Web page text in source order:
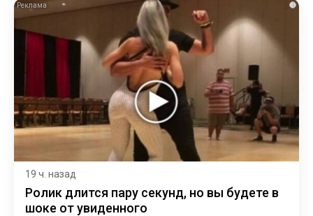
i
19 ч. назад
Ролик длится пару секунд, но вы будете в
шоке от увиденного